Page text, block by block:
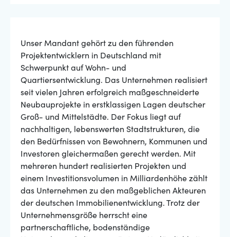
Unser Mandant gehört zu den führenden
Projektentwicklern in Deutschland mit
Schwerpunkt auf Wohn- und
Quartiersentwicklung. Das Unternehmen realisiert
seit vielen Jahren erfolgreich maßgeschneiderte
Neubauprojekte in erstklassigen Lagen deutscher
Groß- und Mittelstädte. Der Fokus liegt auf
nachhaltigen, lebenswerten Stadtstrukturen, die
den Bedürfnissen von Bewohnern, Kommunen und
Investoren gleichermaßen gerecht werden. Mit
mehreren hundert realisierten Projekten und
einem Investitionsvolumen in Milliardenhöhe zählt
das Unternehmen zu den maßgeblichen Akteuren
der deutschen Immobilienentwicklung. Trotz der
Unternehmensgröße herrscht eine
partnerschaftliche, bodenständige